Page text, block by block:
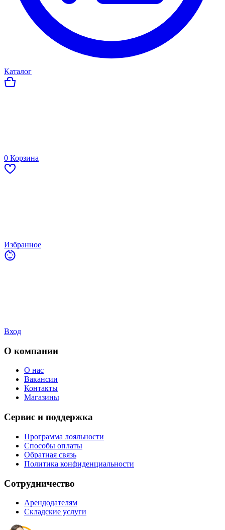
Каталог
0 Корзина
Избранное
Вход
О компании
О нас
Вакансии
Контакты
Магазины
Сервис и поддержка
Программа лояльности
Способы оплаты
Обратная связь
Политика конфиденциальности
Сотрудничество
Арендодателям
Складские услуги